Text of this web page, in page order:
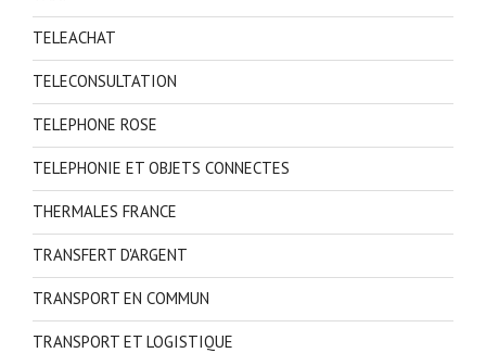
TELEACHAT
TELECONSULTATION
TELEPHONE ROSE
TELEPHONIE ET OBJETS CONNECTES
THERMALES FRANCE
TRANSFERT D'ARGENT
TRANSPORT EN COMMUN
TRANSPORT ET LOGISTIQUE